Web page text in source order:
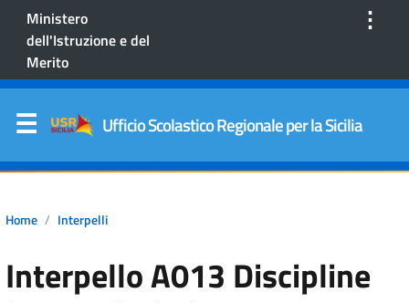
Ministero
dell'Istruzione e del
Merito
⋮
Ufficio Scolastico Regionale per la Sicilia
Home Interpelli
Interpello A013 Discipline